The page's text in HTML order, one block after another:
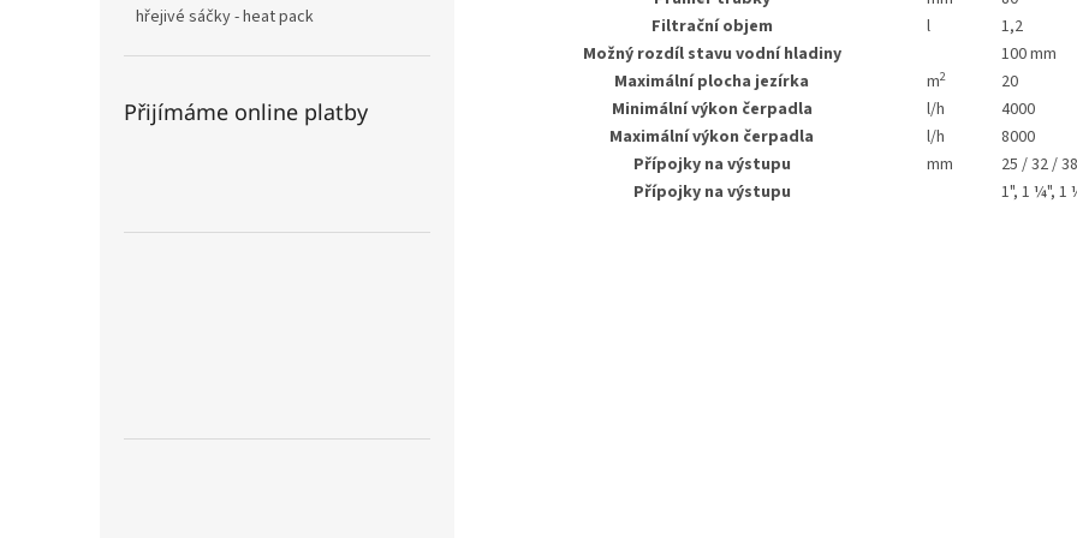
hřejivé sáčky - heat pack
Přijímáme online platby
Filtrační objem
l
1,2
Možný rozdíl stavu vodní hladiny
100 mm
Maximální plocha jezírka
m2
20
Minimální výkon čerpadla
l/h
4000
Maximální výkon čerpadla
l/h
8000
Přípojky na výstupu
mm
25 / 32 / 38
Přípojky na výstupu
1", 1 ¼", 1